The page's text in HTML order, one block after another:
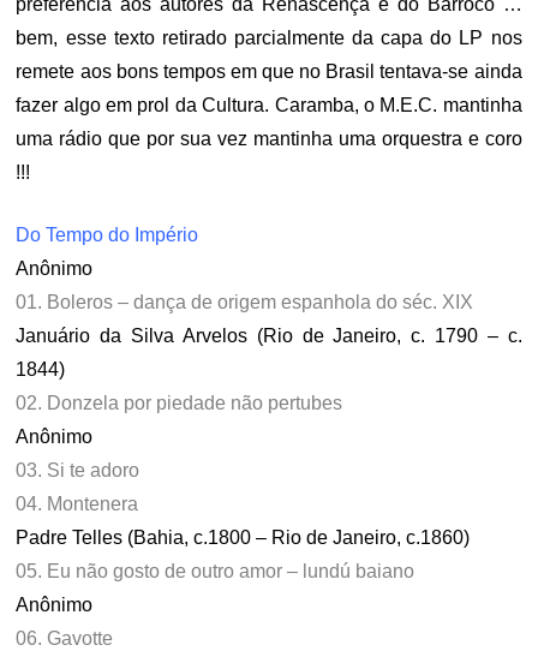
preferência aos autores da Renascença e do Barroco …
bem, esse texto retirado parcialmente da capa do LP nos
remete aos bons tempos em que no Brasil tentava-se ainda
fazer algo em prol da Cultura. Caramba, o M.E.C. mantinha
uma rádio que por sua vez mantinha uma orquestra e coro
!!!
Do Tempo do Império
Anônimo
01. Boleros – dança de origem espanhola do séc. XIX
Januário da Silva Arvelos (Rio de Janeiro, c. 1790 – c.
1844)
02. Donzela por piedade não pertubes
Anônimo
03. Si te adoro
04. Montenera
Padre Telles (Bahia, c.1800 – Rio de Janeiro, c.1860)
05. Eu não gosto de outro amor – lundú baiano
Anônimo
06. Gavotte